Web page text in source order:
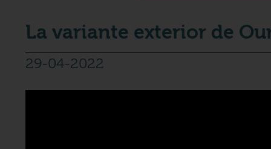
La variante exterior de
29-04-2022